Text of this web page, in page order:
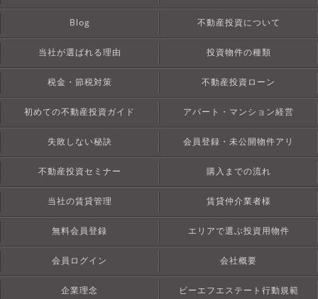
Blog 不動産投資について
当社が選ばれる理由 投資物件の種類
税金・節税対策 不動産投資ローン
初めての不動産投資ガイド アパート・マンション経営
失敗しない秘訣 会員登録・未公開物件アリ
不動産投資セミナー 購入までの流れ
当社の賃貸管理 賃貸仲介業者様
無料会員登録 エリアで選ぶ投資用物件
会員ログイン 会社概要
企業理念 ビーエフエステート行動規範